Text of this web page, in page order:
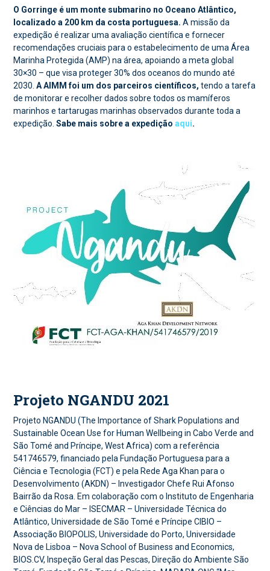
O Gorringe é um monte submarino no Oceano Atlântico,
localizado a 200 km da costa portuguesa. A missão da
expedição é realizar uma avaliação científica e fornecer
recomendações cruciais para o estabelecimento de uma Área
Marinha Protegida (AMP) na área, apoiando a meta global
30×30 – que visa proteger 30% dos oceanos do mundo até
2030.A AIMM foi um dos parceiros científicos, tendo a tarefa
de monitorar e recolher dados sobre todos os mamíferos
marinhos e tartarugas marinhas observados durante toda a
expedição.Sabe mais sobre a expediçãoaqui.
Projeto NGANDU 2021
Projeto NGANDU (The Importance of Shark Populations and
Sustainable Ocean Use for Human Wellbeing in Cabo Verde and
São Tomé and Príncipe, West Africa) com a referência
541746579, financiado pela Fundação Portuguesa para a
Ciência e Tecnologia (FCT) e pela Rede Aga Khan para o
Desenvolvimento (AKDN) – Investigador Chefe Rui Afonso
Bairrão da Rosa. Em colaboração com o Instituto de Engenharia
e Ciências do Mar – ISECMAR – Universidade Técnica do
Atlântico, Universidade de São Tomé e Príncipe CIBIO –
Associação BIOPOLIS, Universidade do Porto, Universidade
Nova de Lisboa – Nova School of Business and Economics,
BIOS.CV, Inspeção Geral das Pescas, Direção do Ambiente São